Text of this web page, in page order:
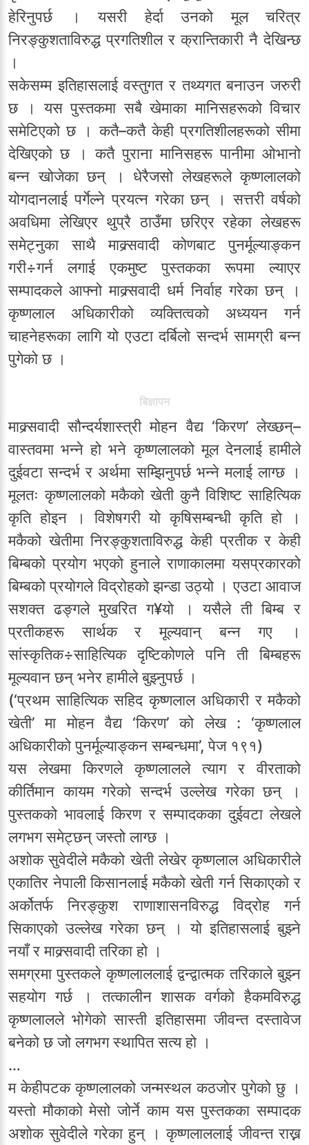
हेरिनुपर्छ । यसरी हेर्दा उनको मूल चरित्र
निरङ्कुशताविरुद्ध प्रगतिशील र क्रान्तिकारी नै देखिन्छ
।
सकेसम्म इतिहासलाई वस्तुगत र तथ्यगत बनाउन जरुरी
छ । यस पुस्तकमा सबै खेमाका मानिसहरूको विचार
समेटिएको छ । कतै–कतै केही प्रगतिशीलहरूको सीमा
देखिएको छ । कतै पुराना मानिसहरू पानीमा ओभानो
बन्न खोजेका छन् । धेरैजसो लेखहरूले कृष्णलालको
योगदानलाई पर्गेल्ने प्रयत्न गरेका छन् । सत्तरी वर्षको
अवधिमा लेखिएर थुप्रै ठाउँमा छरिएर रहेका लेखहरू
समेट्नुका साथै माक्र्सवादी कोणबाट पुनर्मूल्याङ्कन
गरी÷गर्न लगाई एकमुष्ट पुस्तकका रूपमा ल्याएर
सम्पादकले आफ्नो माक्र्सवादी धर्म निर्वाह गरेका छन् ।
कृष्णलाल अधिकारीको व्यक्तित्वको अध्ययन गर्न
चाहनेहरूका लागि यो एउटा दर्बिलो सन्दर्भ सामग्री बन्न
पुगेको छ ।
बिज्ञापन
माक्र्सवादी सौन्दर्यशास्त्री मोहन वैद्य ‘किरण’ लेख्छन्–
वास्तवमा भन्ने हो भने कृष्णलालको मूल देनलाई हामीले
दुईवटा सन्दर्भ र अर्थमा सम्झिनुपर्छ भन्ने मलाई लाग्छ ।
मूलतः कृष्णलालको मकैको खेती कुनै विशिष्ट साहित्यिक
कृति होइन । विशेषगरी यो कृषिसम्बन्धी कृति हो ।
मकैको खेतीमा निरङ्कुशताविरुद्ध केही प्रतीक र केही
बिम्बको प्रयोग भएको हुनाले राणाकालमा यसप्रकारको
बिम्बको प्रयोगले विद्रोहको झन्डा उठ्यो । एउटा आवाज
सशक्त ढङ्गले मुखरित ग¥यो । यसैले ती बिम्ब र
प्रतीकहरू सार्थक र मूल्यवान् बन्न गए ।
सांस्कृतिक÷साहित्यिक दृष्टिकोणले पनि ती बिम्बहरू
मूल्यवान छन् भनेर हामीले बुझ्नुपर्छ ।
(‘प्रथम साहित्यिक सहिद कृष्णलाल अधिकारी र मकैको
खेती’ मा मोहन वैद्य ‘किरण’ को लेख : ‘कृष्णलाल
अधिकारीको पुनर्मूल्याङ्कन सम्बन्धमा’, पेज १९१)
यस लेखमा किरणले कृष्णलालले त्याग र वीरताको
कीर्तिमान कायम गरेको सन्दर्भ उल्लेख गरेका छन् ।
पुस्तकको भावलाई किरण र सम्पादकका दुईवटा लेखले
लगभग समेट्छन् जस्तो लाग्छ ।
अशोक सुवेदीले मकैको खेती लेखेर कृष्णलाल अधिकारीले
एकातिर नेपाली किसानलाई मकैको खेती गर्न सिकाएको र
अर्कोतर्फ निरङ्कुश राणाशासनविरुद्ध विद्रोह गर्न
सिकाएको उल्लेख गरेका छन् । यो इतिहासलाई बुझ्ने
नयाँ र माक्र्सवादी तरिका हो ।
समग्रमा पुस्तकले कृष्णलाललाई द्वन्द्वात्मक तरिकाले बुझ्न
सहयोग गर्छ । तत्कालीन शासक वर्गको हैकमविरुद्ध
कृष्णलालले भोगेको सास्ती इतिहासमा जीवन्त दस्तावेज
बनेको छ जो लगभग स्थापित सत्य हो ।
…
म केहीपटक कृष्णलालको जन्मस्थल कठजोर पुगेको छु ।
यस्तो मौकाको मेसो जोर्ने काम यस पुस्तकका सम्पादक
अशोक सुवेदीले गरेका हुन् । कृष्णलाललाई जीवन्त राख्न